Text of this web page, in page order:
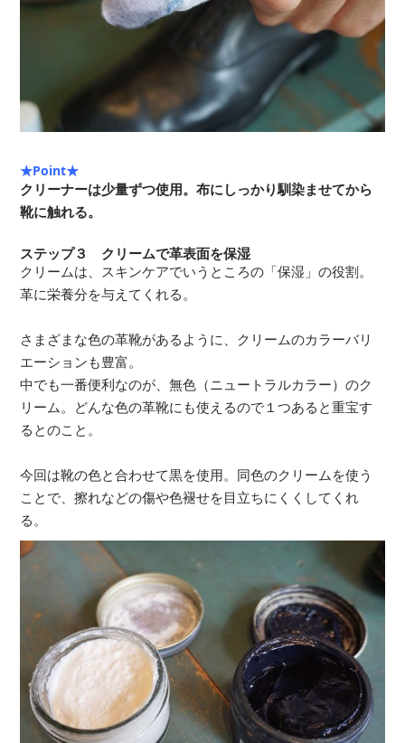
★Point★
クリーナーは少量ずつ使用。布にしっかり馴染ませてから
靴に触れる。
ステップ３ クリームで革表面を保湿
クリームは、スキンケアでいうところの「保湿」の役割。
革に栄養分を与えてくれる。
さまざまな色の革靴があるように、クリームのカラーバリ
エーションも豊富。
中でも一番便利なのが、無色（ニュートラルカラー）のク
リーム。どんな色の革靴にも使えるので１つあると重宝す
るとのこと。
今回は靴の色と合わせて黒を使用。同色のクリームを使う
ことで、擦れなどの傷や色褪せを目立ちにくくしてくれ
る。